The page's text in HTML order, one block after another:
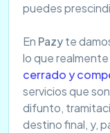
puedes
En Pazyte
lo que
cerrado y
servicios que
difunto,
destino final, y,